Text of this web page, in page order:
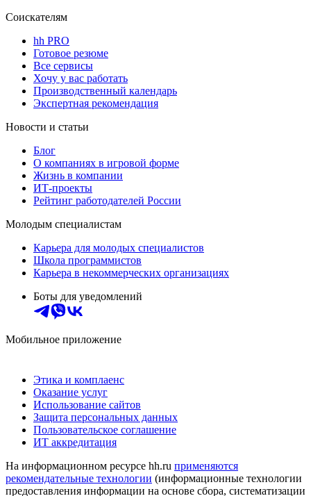
Соискателям
hh PRO
Готовое резюме
Все сервисы
Хочу у вас работать
Производственный календарь
Экспертная рекомендация
Новости и статьи
Блог
О компаниях в игровой форме
Жизнь в компании
ИТ-проекты
Рейтинг работодателей России
Молодым специалистам
Карьера для молодых специалистов
Школа программистов
Карьера в некоммерческих организациях
Боты для уведомлений
Мобильное приложение
Этика и комплаенс
Оказание услуг
Использование сайтов
Защита персональных данных
Пользовательское соглашение
ИТ аккредитация
На информационном ресурсе hh.ru применяются
рекомендательные технологии (информационные технологии
предоставления информации на основе сбора, систематизации